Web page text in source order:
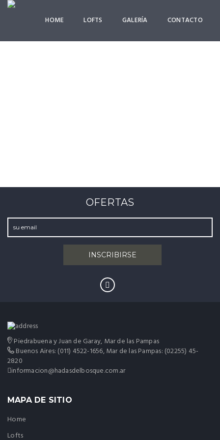
HOME LOFTS GALERÍA CONTACTO
OFERTAS
Piedrabuena y Juan de Garay, Mar de las Pampas
Buenos Aires: (011) 4522-1656, Mar de las Pampas: (02255) 45-
2820
informacion@hadasdelbosque.com.ar
MAPA DE SITIO
Home
Lofts